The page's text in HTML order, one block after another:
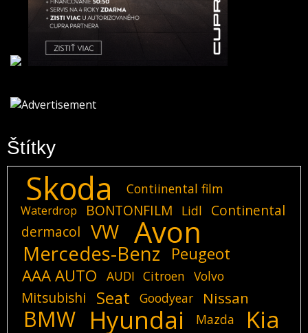
Štítky
Skoda Contiinental film
Waterdrop BONTONFILM Lidl
Continental
dermacol
VW Avon
Mercedes-Benz
Peugeot
AAA AUTO
AUDI Citroen Volvo
Mitsubishi Seat Goodyear Nissan
BMW Hyundai Mazda Kia